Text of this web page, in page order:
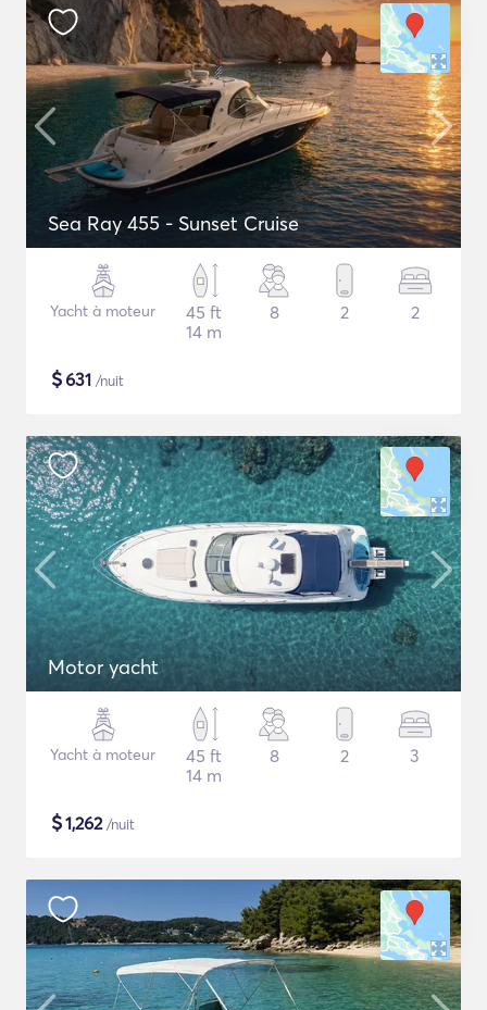
Sea Ray 455 - Sunset Cruise
Yacht à moteur
45 ft
14 m
8 2 2
$631 /nuit
Motor yacht
Yacht à moteur
45 ft
14 m
8 2 3
$1,262/nuit